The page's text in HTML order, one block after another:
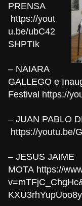
PRENSA
https://yout
u.be/ubC42
SHPTIk
– NAIARA
GALLEGO e
Festival https://
– JUAN PABLO
https://youtu.be/
– JESUS JAIME
MOTA https://